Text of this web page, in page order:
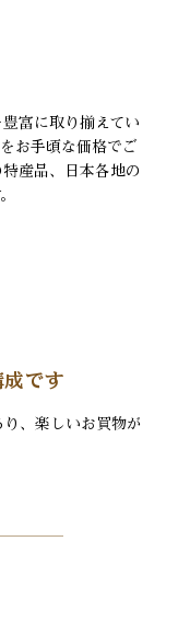
富に取り揃えてい
お手頃な価格でご
産品、日本各地の
成です
、楽しいお買物が